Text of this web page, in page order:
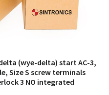
(wye-delta) start AC-3,
Size S screw terminals
3 NO integrated